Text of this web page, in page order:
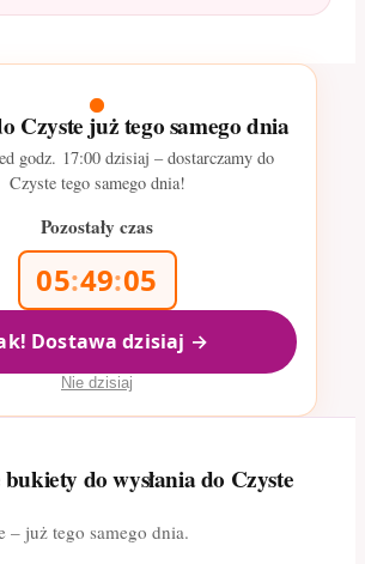
Czyste już tego samego dnia
godz. 17:00dzisiaj – dostarczamy do
Czyste tego samego dnia!
Pozostały czas
05:49:04
Dostawa dzisiaj →
Nie dzisiaj
do wysłania do Czyste
– już tego samego dnia.